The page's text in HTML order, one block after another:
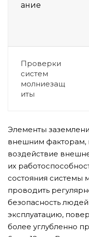
ание
Проверки
систем
молниезащ
иты
Элементы
внешним
воздействие
их
состояния системы
проводить
безопасность
эксплуатацию,
более углубленно